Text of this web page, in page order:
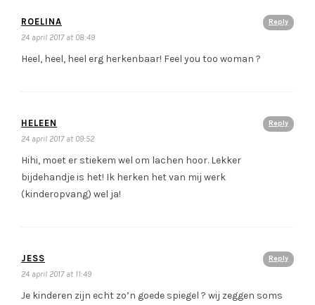
Reply
ROELINA
24 april 2017 at 08:49
Heel, heel, heel erg herkenbaar! Feel you too woman ?
Reply
HELEEN
24 april 2017 at 09:52
Hihi, moet er stiekem wel om lachen hoor. Lekker
bijdehandje is het! Ik herken het van mij werk
(kinderopvang) wel ja!
Reply
JESS
24 april 2017 at 11:49
Je kinderen zijn echt zo’n goede spiegel ? wij zeggen soms